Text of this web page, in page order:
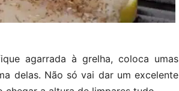
agarrada à grelha, coloca umas
delas. Não só vai dar um excelente